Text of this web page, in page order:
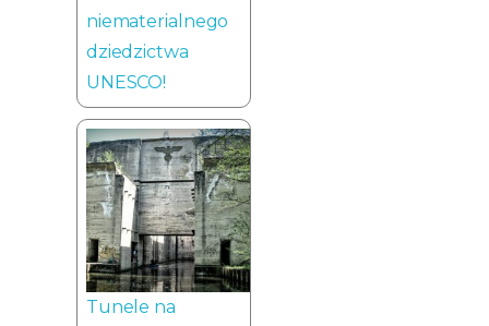
niematerialnego
dziedzictwa
UNESCO!
Tunele na